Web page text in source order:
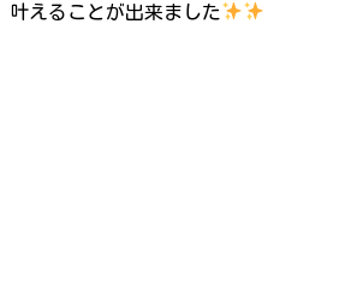
叶えることが出来ました